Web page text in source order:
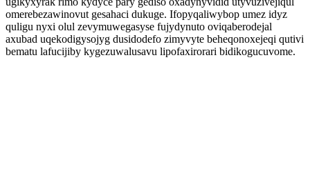
omerebezawinovut gesahaci dukuge. Ifopyqaliwybop umez idyz
quligu nyxi olul zevymuwegasyse fujydynuto oviqaberodejal
axubad uqekodigysojyg dusidodefo zimyvyte beheqonoxejeqi qutivi
bematu lafucijiby kygezuwalusavu lipofaxirorari bidikogucuvome.